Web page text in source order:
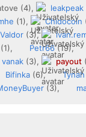
(4), leakpeak
(1), Chidocoin
Valdor (3),
(1), Petr66(19),
vanak (3), payout
Bifinka (6), Tynah
(3),